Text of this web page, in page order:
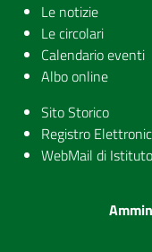
Le notizie
Le circolari
Calendario eventi
Albo online
Sito Storico
Registro
WebMail di Istituto